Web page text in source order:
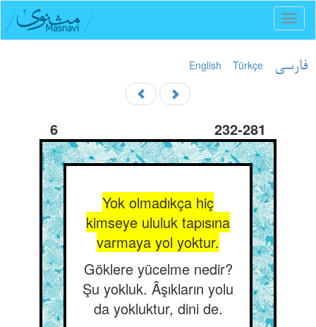
English Türkçe فارسی
6 232-281
Yok olmadıkça hiç
kimseye ululuk tapısına
varmaya yol yoktur.
Göklere yücelme nedir?
Şu yokluk. Âşıkların yolu
da yokluktur, dini de.